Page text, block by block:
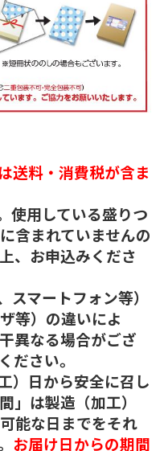
送料・消費税が含ま
使用している盛りつ
含まれていませんの
、お申込みくださ
マートフォン等）
等）の違いによ
異なる場合がござ
ださい。
）日から安全に召し
」は製造（加工）
能な日までをそれ
お届け日からの期間